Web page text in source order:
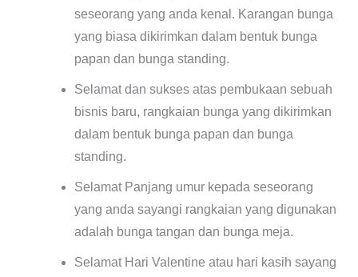
seseorang yang anda kenal. Karangan bunga
yang biasa dikirimkan dalam bentuk bunga
papan dan bunga standing.
Selamat dan sukses atas pembukaan sebuah
bisnis baru, rangkaian bunga yang dikirimkan
dalam bentuk bunga papan dan bunga
standing.
Selamat Panjang umur kepada seseorang
yang anda sayangi rangkaian yang digunakan
adalah bunga tangan dan bunga meja.
Selamat Hari Valentine atau hari kasih sayang